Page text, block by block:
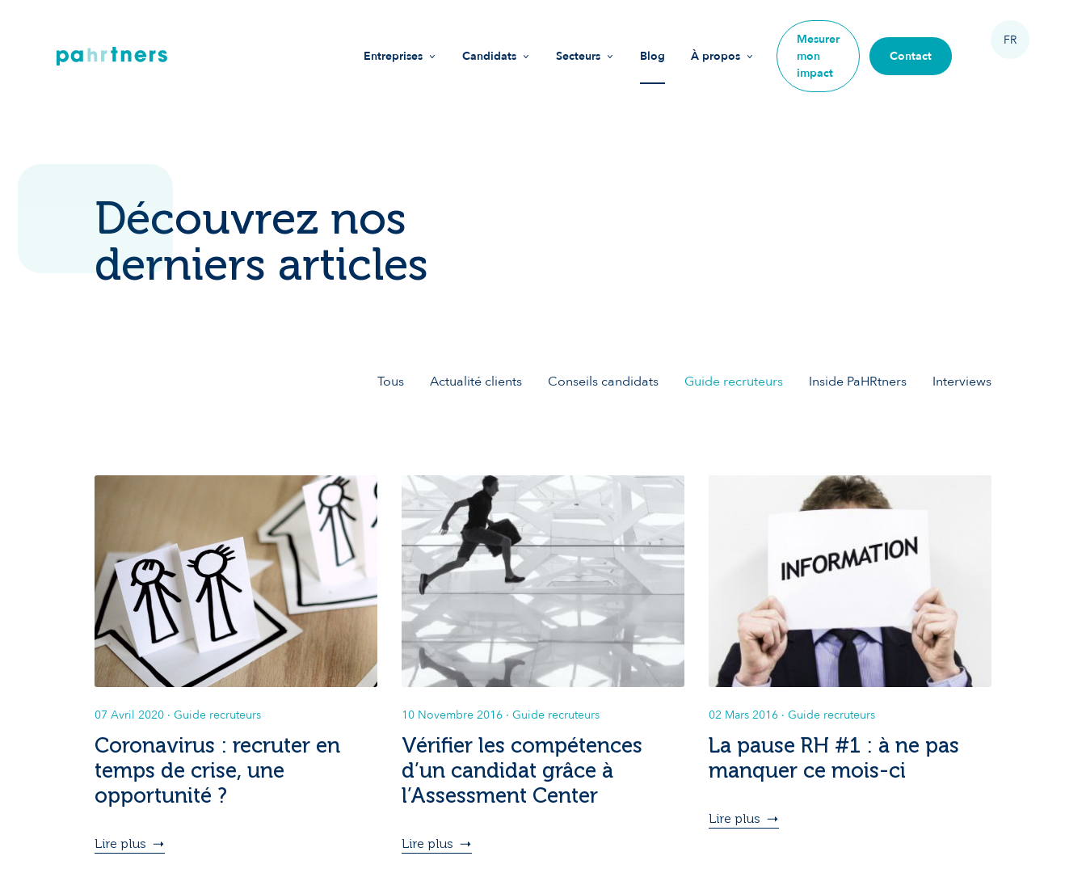
Entreprises Candidats Secteurs Blog À propos
Mesurer
mon
impact
Contact
FR
Découvrez nos
derniers articles
Tous Actualité clients Conseils candidats Guide recruteurs Inside PaHRtners Interviews
07 Avril 2020 · Guide recruteurs
Coronavirus : recruter en
temps de crise, une
opportunité ?
Lire plus
10 Novembre 2016· Guide recruteurs
Vérifier les compétences
d’un candidat grâce à
l’Assessment Center
Lire plus
02 Mars 2016· Guide recruteurs
La pause RH #1 : à ne pas
manquer ce mois-ci
Lire plus